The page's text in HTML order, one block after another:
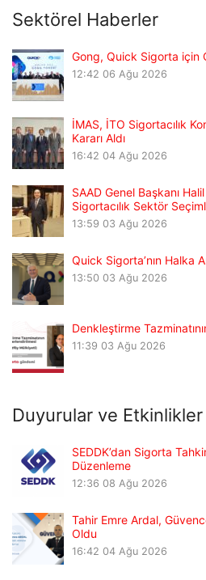
Sektörel Haberler
Gong, Quick Sigorta için
12:42 06 Ağu 2026
İMAS, İTO Sigortacılık
Kararı Aldı
16:42 04 Ağu 2026
SAAD Genel Başkanı
Sigortacılık Sektör
13:59 03 Ağu 2026
Quick Sigorta’nın Halka
13:50 03 Ağu 2026
Denkleştirme
11:39 03 Ağu 2026
Duyurular ve Etkinlikler
SEDDK’dan Sigorta
Düzenleme
12:36 08 Ağu 2026
Tahir Emre Ardal,
Oldu
16:42 04 Ağu 2026